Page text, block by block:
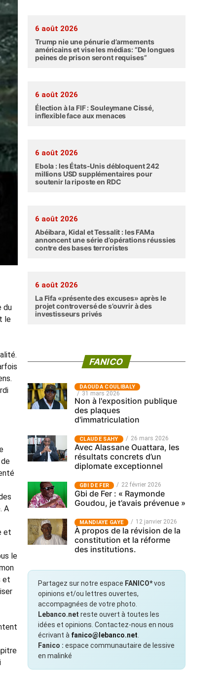
du
le
A
et
le
et
6 août 2026
Trump nie une pénurie d’armements
américains et vise les médias: “De longues
peines de prison seront requises”
6 août 2026
Élection à la FIF : Souleymane Cissé,
inflexible face aux menaces
6 août 2026
Ebola : les États-Unis débloquent 242
millions USD supplémentaires pour
soutenir la riposte en RDC
6 août 2026
Abéibara, Kidal et Tessalit : les FAMa
annoncent une série d’opérations réussies
contre des bases terroristes
6 août 2026
La Fifa «présente des excuses» après le
projet controversé de s’ouvrir à des
investisseurs privés
FANICO
‎DAOUDA COULIBALY
31 mars 2026
Non à l'exposition publique
des plaques
d'immatriculation
CLAUDE SAHY 26 mars 2026
Avec Alassane Ouattara, les
résultats concrets d’un
diplomate exceptionnel
GBI DE FER 22 février 2026
Gbi de Fer : « Raymonde
Goudou, je t’avais prévenue »
MANDIAYE GAYE 12 janvier 2026
À propos de la révision de la
constitution et la réforme
des institutions.
Partagez sur notre espace FANICO*vos
opinions et/ou lettres ouvertes,
accompagnées de votre photo.
Lebanco.net reste ouvert à toutes les
idées et opinions. Contactez-nous en nous
écrivant à fanico@lebanco.net
Fanico : espace communautaire de lessive
en malinké